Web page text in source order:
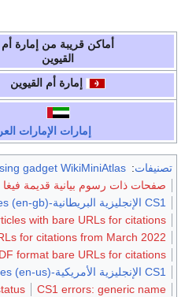
أماكن قريبة من إمارة أم
القيوين
إمارة أم القيوين
إمارات الإمارات
تصنيفات:
gadget WikiMiniAtlas
صفحات ذات رسوم بيانية قديمة فيغا
CS1 الإنجليزية البريطانية-language sources (en-gb)
with bare URLs for citations
for citations from March 2022
format bare URLs for citations
CS1 الإنجليزية الأمريكية-language sources (en-us)
CS1 errors: generic name